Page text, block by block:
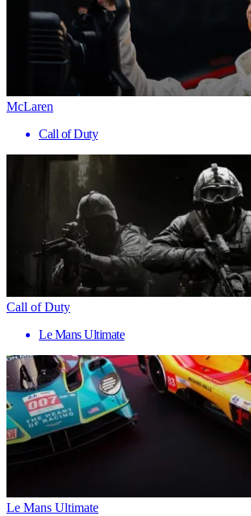
McLaren
Call of Duty
Call of Duty
Le Mans Ultimate
Le Mans Ultimate